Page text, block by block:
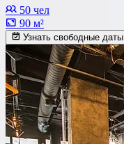
50 чел
90 м²
Узнать свободные даты